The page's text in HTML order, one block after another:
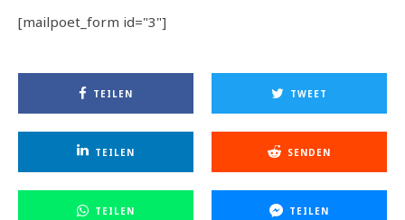
[mailpoet_form id="3"]
TEILEN TWEET
TEILEN SENDEN
TEILEN TEILEN